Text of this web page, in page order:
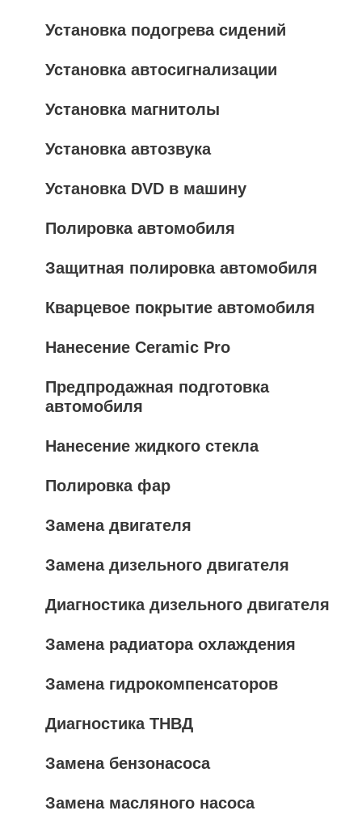
Установка подогрева сидений
Установка автосигнализации
Установка магнитолы
Установка автозвука
Установка DVD в машину
Полировка автомобиля
Защитная полировка автомобиля
Кварцевое покрытие автомобиля
Нанесение Ceramic Pro
Предпродажная подготовка
автомобиля
Нанесение жидкого стекла
Полировка фар
Замена двигателя
Замена дизельного двигателя
Диагностика дизельного двигателя
Замена радиатора охлаждения
Замена гидрокомпенсаторов
Диагностика ТНВД
Замена бензонасоса
Замена масляного насоса